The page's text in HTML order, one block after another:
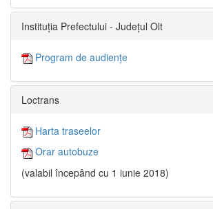
Instituția Prefectului - Județul Olt
Program de audiențe
Loctrans
Harta traseelor
Orar autobuze
(valabil începând cu 1 iunie 2018)